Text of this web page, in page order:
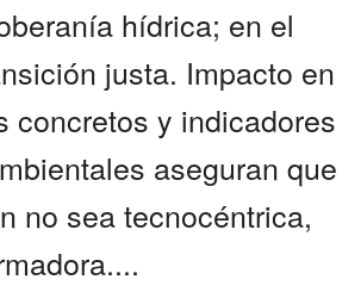
hídrica; en el
justa. Impacto en
concretos y indicadores
aseguran que
no sea tecnocéntrica,